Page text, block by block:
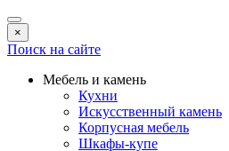
×
Поиск на сайте
Мебель и камень
Кухни
Искусственный камень
Корпусная мебель
Шкафы-купе